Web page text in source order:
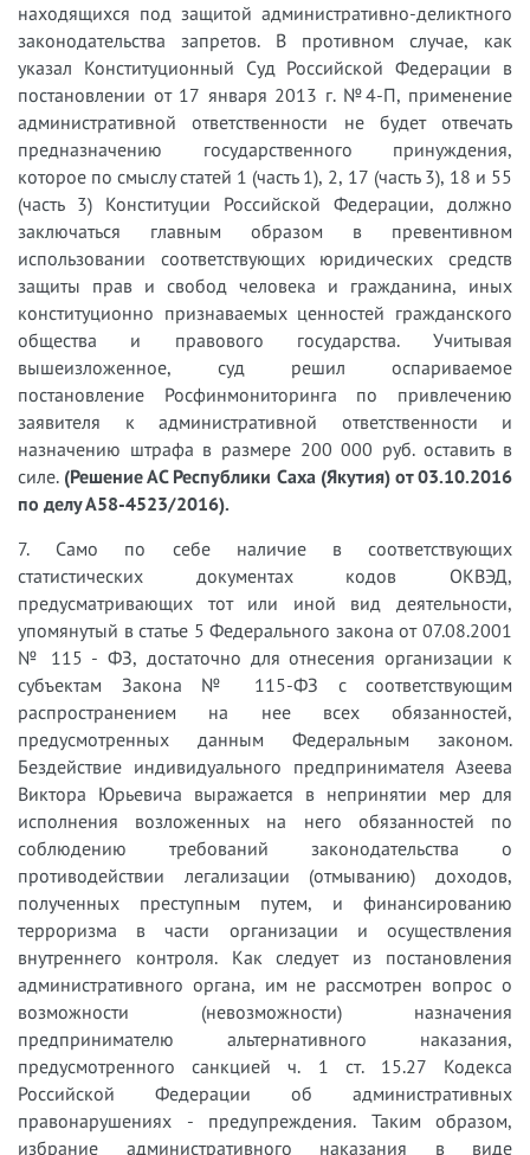
находящихся под защитой административно-деликтного
законодательства запретов. В противном случае, как
указал Конституционный Суд Российской Федерации в
постановлении от 17 января 2013 г. №4-П, применение
административной ответственности не будет отвечать
предназначению государственного принуждения,
которое по смыслу статей 1 (часть 1), 2, 17 (часть 3), 18 и 55
(часть 3) Конституции Российской Федерации, должно
заключаться главным образом в превентивном
использовании соответствующих юридических средств
защиты прав и свобод человека и гражданина, иных
конституционно признаваемых ценностей гражданского
общества и правового государства. Учитывая
вышеизложенное, суд решил оспариваемое
постановление Росфинмониторинга по привлечению
заявителя к административной ответственности и
назначению штрафа в размере 200 000 руб. оставить в
силе. (Решение АС Республики Саха (Якутия) от 03.10.2016
по делу А58-4523/2016).
7. Само по себе наличие в соответствующих
статистических документах кодов ОКВЭД,
предусматривающих тот или иной вид деятельности,
упомянутый в статье 5 Федерального закона от 07.08.2001
№ 115 - ФЗ, достаточно для отнесения организации к
субъектам Закона № 115-ФЗ с соответствующим
распространением на нее всех обязанностей,
предусмотренных данным Федеральным законом.
Бездействие индивидуального предпринимателя Азеева
Виктора Юрьевича выражается в непринятии мер для
исполнения возложенных на него обязанностей по
соблюдению требований законодательства о
противодействии легализации (отмыванию) доходов,
полученных преступным путем, и финансированию
терроризма в части организации и осуществления
внутреннего контроля. Как следует из постановления
административного органа, им не рассмотрен вопрос о
возможности (невозможности) назначения
предпринимателю альтернативного наказания,
предусмотренного санкцией ч. 1 ст. 15.27 Кодекса
Российской Федерации об административных
правонарушениях - предупреждения. Таким образом,
избрание административного наказания в виде